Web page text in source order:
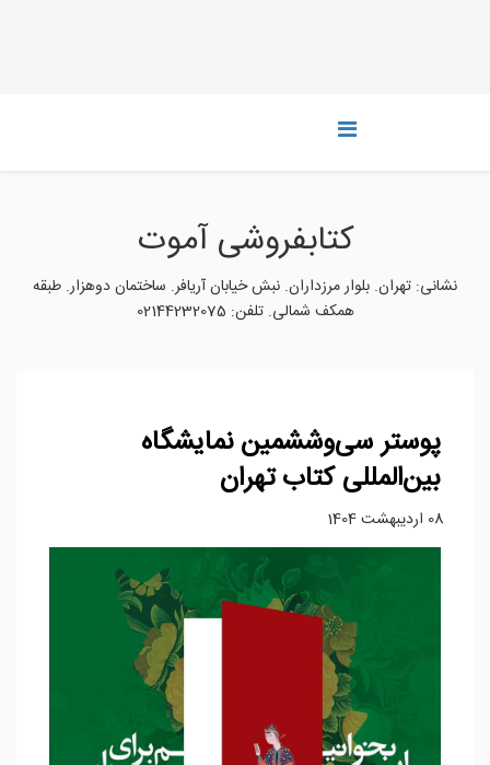
کتابفروشی آموت
نشانی: تهران. بلوار مرزداران. نبش خیابان آریافر. ساختمان دوهزار. طبقه‌
همکف شمالی. تلفن: 02144232075
پوستر سی‌وششمین نمایشگاه
بین‌المللی کتاب تهران
08 ارديبهشت 1404